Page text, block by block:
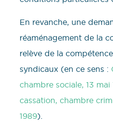
En revanche, une
réaménagement de la
relève de la
syndicaux (en ce sens :
chambre sociale, 13 mai
cassation, chambre
1989).